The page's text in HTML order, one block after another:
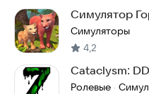
Симулятор
семью
Симуляторы
4,2
Cataclysm:
Ролевые ·